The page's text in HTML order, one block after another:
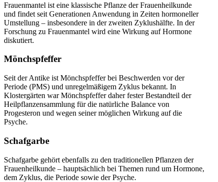
Frauenmantel ist eine klassische Pflanze der Frauenheilkunde
und findet seit Generationen Anwendung in Zeiten hormoneller
Umstellung – insbesondere in der zweiten Zyklushälfte. In der
Forschung zu Frauenmantel wird eine Wirkung auf Hormone
diskutiert.
Mönchspfeffer
Seit der Antike ist Mönchspfeffer bei Beschwerden vor der
Periode (PMS) und unregelmäßigem Zyklus bekannt. In
Klostergärten war Mönchspfeffer daher fester Bestandteil der
Heilpflanzensammlung für die natürliche Balance von
Progesteron und wegen seiner möglichen Wirkung auf die
Psyche.
Schafgarbe
Schafgarbe gehört ebenfalls zu den traditionellen Pflanzen der
Frauenheilkunde – hauptsächlich bei Themen rund um Hormone,
dem Zyklus, die Periode sowie der Psyche.